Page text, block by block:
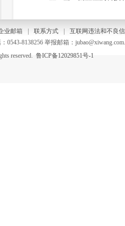
业邮箱 联系方式
互联网违法和不良
8138256 举报邮箱：
reserved. 鲁ICP备12029851号-1